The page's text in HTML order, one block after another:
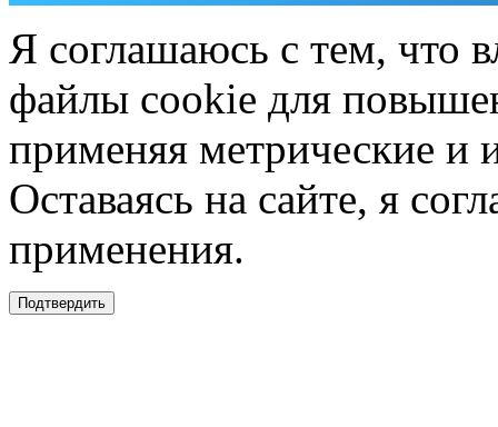
Я соглашаюсь с тем, что
файлы cookie для
применяя метрические и
Оставаясь на сайте, я
применения.
Подтвердить